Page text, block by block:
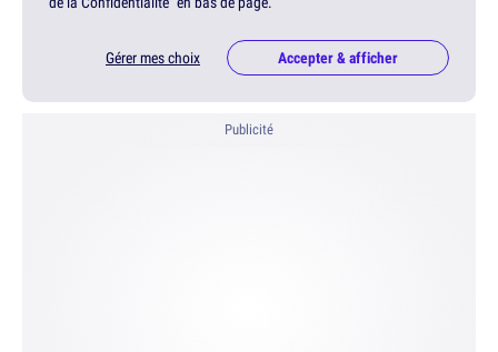
Gérer mes choix Accepter & afficher
Publicité